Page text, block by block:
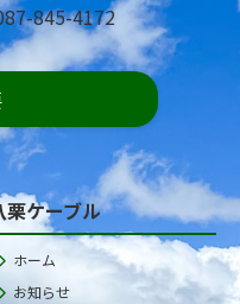
845-4172
栗ケーブル
ホーム
お知らせ